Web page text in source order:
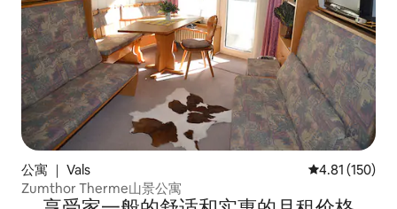
公寓 ｜ Vals 平均评分 4.81
4.81 (150)
Zumthor Therme山景公寓